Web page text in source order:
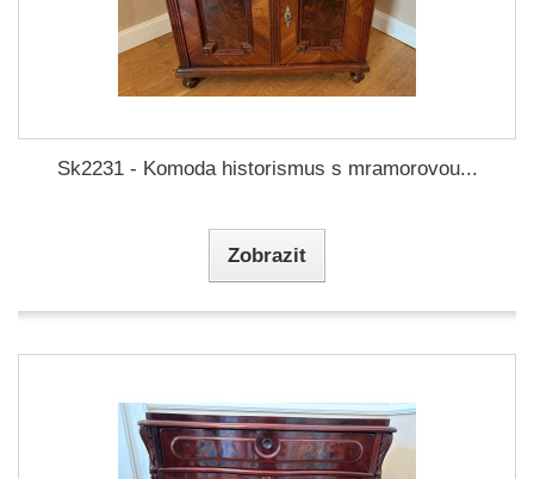
Sk2231 - Komoda historismus s mramorovou...
Zobrazit